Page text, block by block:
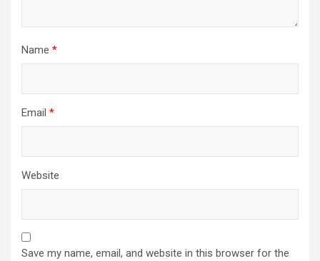
Name *
Email *
Website
Save my name, email, and website in this browser for the